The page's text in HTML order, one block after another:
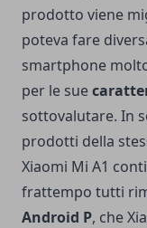
prodotto viene
poteva fare
smartphone
per le sue
sottovalutare. In
prodotti della
Xiaomi Mi A1
frattempo tutti
Android P, che